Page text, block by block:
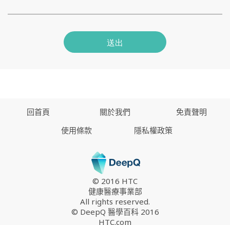
送出
回首頁 關於我們
免責聲明
使用條款
隱私權政策
© 2016 HTC
健康醫療事業部
All rights reserved.
© DeepQ 醫學百科 2016
HTC.com